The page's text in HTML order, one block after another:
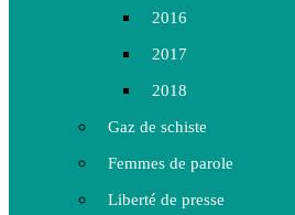
2016
2017
2018
Gaz de schiste
Femmes de parole
Liberté de presse